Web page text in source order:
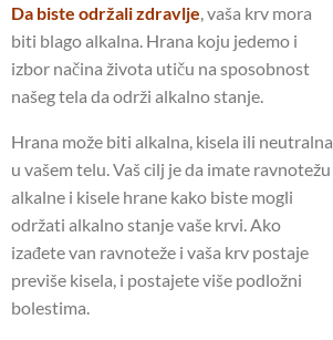
Da biste održali zdravlje , vaša krv mora
biti blago alkalna. Hrana koju jedemo i
izbor načina života utiču na sposobnost
našeg tela da održi alkalno stanje.
Hrana može biti alkalna, kisela ili neutralna
u vašem telu. Vaš cilj je da imate ravnotežu
alkalne i kisele hrane kako biste mogli
održati alkalno stanje vaše krvi. Ako
izađete van ravnoteže i vaša krv postaje
previše kisela, i postajete više podložni
bolestima.